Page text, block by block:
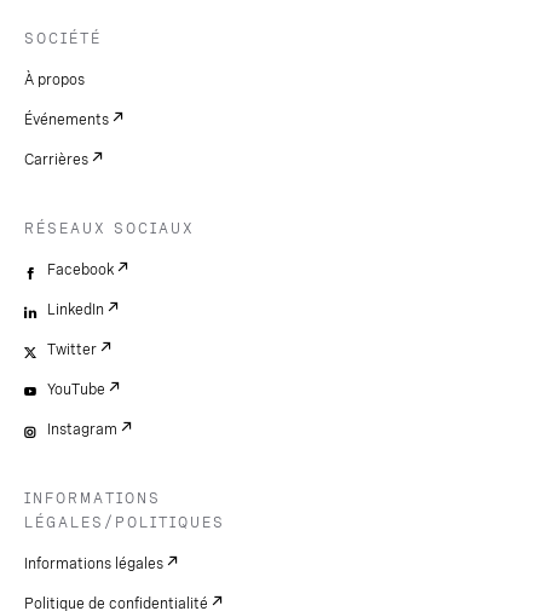
SOCIÉTÉ
À propos
Événements
Carrières
RÉSEAUX SOCIAUX
Facebook
LinkedIn
Twitter
YouTube
Instagram
INFORMATIONS
LÉGALES/POLITIQUES
Informations légales
Politique de confidentialité